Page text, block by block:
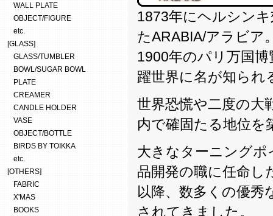
1873年にヘルシン
たARABIA/アラビア
1900年のパリ万国
躍世界に名が知ら
世界恐慌や二度の大
内で確固たる地位を
大きなターニングポ
品開発の職に任命し
以降、数多くの優
されてきました。
WALL PLATE
OBJECT/FIGURE
etc.
[GLASS]
GLASS/TUMBLER
BOWL/SUGAR BOWL
PLATE
CREAMER
CANDLE HOLDER
VASE
OBJECT/BOTTLE
BIRDS BY TOIKKA
etc.
[OTHERS]
FABRIC
X'MAS
BOOKS